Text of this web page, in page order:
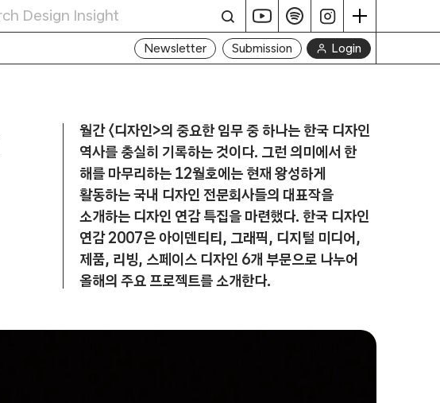
Newsletter Submission Login
월간 〈디자인>의 중요한 임무 중 하나는 한국 디자인
역사를 충실히 기록하는 것이다. 그런 의미에서 한
해를 마무리하는 12월호에는 현재 왕성하게
활동하는 국내 디자인 전문회사들의 대표작을
소개하는 디자인 연감 특집을 마련했다. 한국 디자인
연감 2007은 아이덴티티, 그래픽, 디지털 미디어,
제품, 리빙, 스페이스 디자인 6개 부문으로 나누어
올해의 주요 프로젝트를 소개한다.